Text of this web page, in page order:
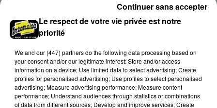
11h10
Match de préparation au Colisée pour le
C'CMHB
Le respect de votre vie privée est notre
priorité
We and our (447) partnersdo the following data processing based on
your consent and/or our legitimate interest: Store and/or access
information on a device; Use limited data to select advertising; Create
profiles for personalised advertising; Use profiles to select personalised
advertising; Measure advertising performance; Measure content
performance; Understand audiences through statistics or combinations
of data from different sources; Develop and improve services; Create
Continuer sans accepter